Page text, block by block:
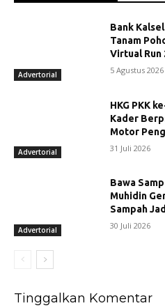
Advertorial
Bank
Tanam
Virtual Run
5 Agustus 2026
Advertorial
HKG PKK
Kader
Motor
31 Juli 2026
Advertorial
Bawa
Muhidin
Sampah
30 Juli 2026
Tinggalkan Komentar